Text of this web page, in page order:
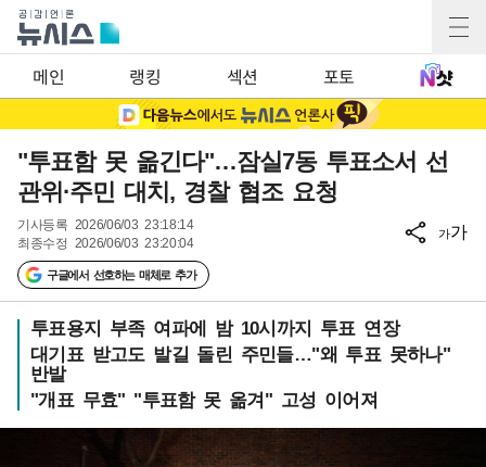
메인 랭킹 섹션 포토
"투표함 못 옮긴다"…잠실7동 투표소서 선
관위·주민 대치, 경찰 협조 요청
기사등록 2026/06/03 23:18:14
최종수정 2026/06/03 23:20:04
구글에서 선호하는 매체로 추가
가가
투표용지 부족 여파에 밤 10시까지 투표 연장
대기표 받고도 발길 돌린 주민들…"왜 투표 못하나"
반발
"개표 무효" "투표함 못 옮겨" 고성 이어져